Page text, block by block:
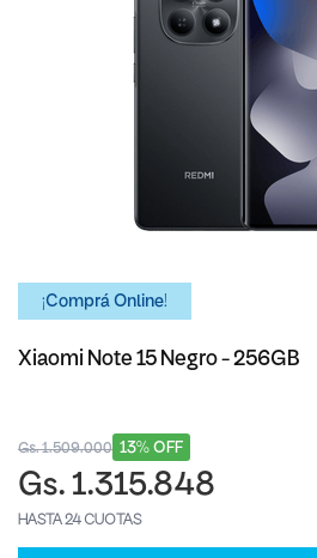
¡Comprá Online!
Xiaomi Note 15 Negro - 256GB
13% OFF
Gs. 1.509.000
Gs. 1.315.848
HASTA 24 CUOTAS